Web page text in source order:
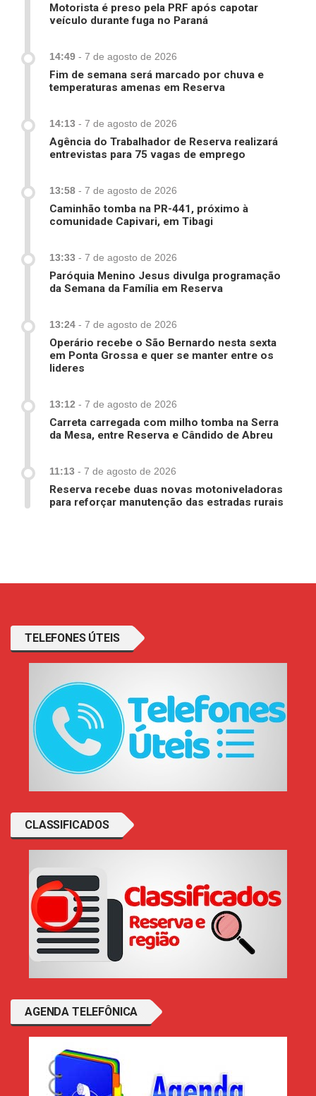
Motorista é preso pela PRF após capotar
veículo durante fuga no Paraná
14:49 - 7 de agosto de 2026
Fim de semana será marcado por chuva e
temperaturas amenas em Reserva
14:13 - 7 de agosto de 2026
Agência do Trabalhador de Reserva realizará
entrevistas para 75 vagas de emprego
13:58 - 7 de agosto de 2026
Caminhão tomba na PR-441, próximo à
comunidade Capivari, em Tibagi
13:33 - 7 de agosto de 2026
Paróquia Menino Jesus divulga programação
da Semana da Família em Reserva
13:24 - 7 de agosto de 2026
Operário recebe o São Bernardo nesta sexta
em Ponta Grossa e quer se manter entre os
lideres
13:12 - 7 de agosto de 2026
Carreta carregada com milho tomba na Serra
da Mesa, entre Reserva e Cândido de Abreu
11:13 - 7 de agosto de 2026
Reserva recebe duas novas motoniveladoras
para reforçar manutenção das estradas rurais
TELEFONES ÚTEIS
CLASSIFICADOS
AGENDA TELEFÔNICA